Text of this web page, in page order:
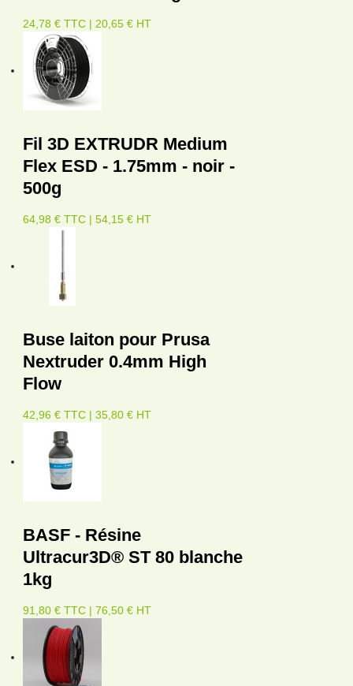
24,78 € TTC | 20,65 € HT
Fil 3D EXTRUDR Medium
Flex ESD - 1.75mm - noir -
500g
64,98 € TTC | 54,15 € HT
Buse laiton pour Prusa
Nextruder 0.4mm High
Flow
42,96 € TTC | 35,80 € HT
BASF - Résine
Ultracur3D® ST 80 blanche
1kg
91,80 € TTC | 76,50 € HT